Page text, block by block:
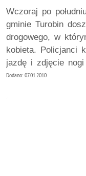
Wczoraj po
gminie Turobin
drogowego, w
kobieta. Policjanci
jazdę i zdjęcie
Dodano: 07.01.2010